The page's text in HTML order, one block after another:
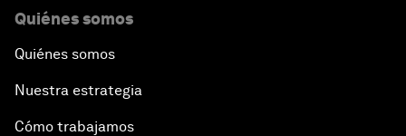
Quiénes somos
Quiénes somos
Nuestra estrategia
Cómo trabajamos